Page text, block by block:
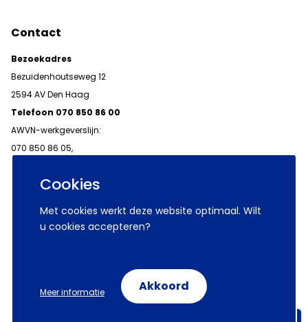
Cookies
Met cookies werkt deze website optimaal. Wilt
u cookies accepteren?
Meer informatie Akkoord
Contact
Bezoekadres
Bezuidenhoutseweg 12
2594 AV Den Haag
Telefoon 070 850 86 00
AWVN-werkgeverslijn:
070 850 86 05,
© 2026 AWVN
Volg ons op: